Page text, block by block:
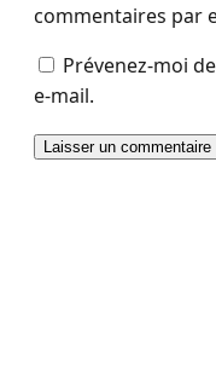
commentaires par
Prévenez-moi
e-mail.